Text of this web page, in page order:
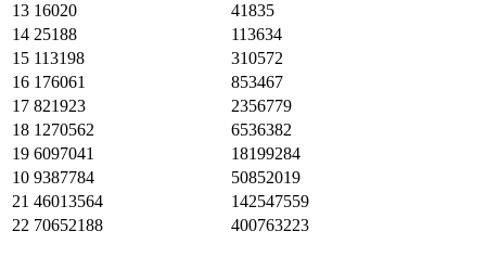
13 16020
41835
14 25188
113634
15 113198
310572
16 176061
853467
17 821923
2356779
18 1270562
6536382
19 6097041
18199284
10 9387784
50852019
21 46013564
142547559
22 70652188 400763223